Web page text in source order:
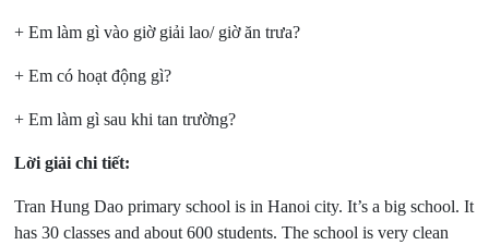
+ Em làm gì vào giờ giải lao/ giờ ăn trưa?
+ Em có hoạt động gì?
+ Em làm gì sau khi tan trường?
Lời giải chi tiết:
Tran Hung Dao primary school is in Hanoi city. It’s a big school. It
has 30 classes and about 600 students. The school is very clean